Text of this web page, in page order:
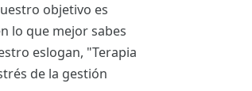
objetivo es
lo que mejor sabes
eslogan, "Terapia
de la gestión